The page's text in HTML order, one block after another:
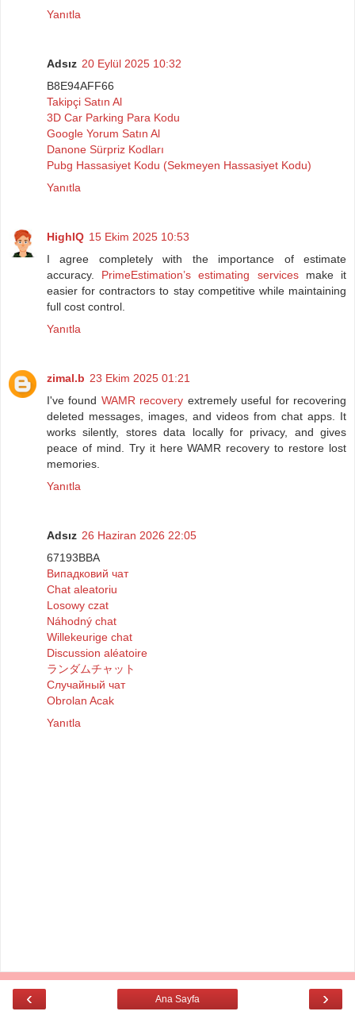
Yanıtla
Adsız 20 Eylül 2025 10:32
B8E94AFF66
Takipçi Satın Al
3D Car Parking Para Kodu
Google Yorum Satın Al
Danone Sürpriz Kodları
Pubg Hassasiyet Kodu (Sekmeyen Hassasiyet Kodu)
Yanıtla
HighIQ 15 Ekim 2025 10:53
I agree completely with the importance of estimate
accuracy. PrimeEstimation’s estimating servicesmake it
easier for contractors to stay competitive while maintaining
full cost control.
Yanıtla
zimal.b 23 Ekim 2025 01:21
I've found WAMR recovery extremely useful for recovering
deleted messages, images, and videos from chat apps. It
works silently, stores data locally for privacy, and gives
peace of mind. Try it here WAMR recovery to restore lost
memories.
Yanıtla
Adsız 26 Haziran 2026 22:05
67193BBA
Випадковий чат
Chat aleatoriu
Losowy czat
Náhodný chat
Willekeurige chat
Discussion aléatoire
ランダムチャット
Случайный чат
Obrolan Acak
Yanıtla
‹ ›
Ana Sayfa